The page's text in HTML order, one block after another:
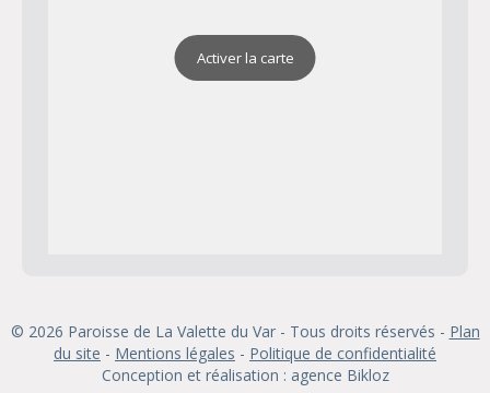
Activer la carte
© 2026 Paroisse de La Valette du Var - Tous droits réservés - Plan
du site - Mentions légales - Politique de confidentialité
Conception et réalisation : agence Bikloz